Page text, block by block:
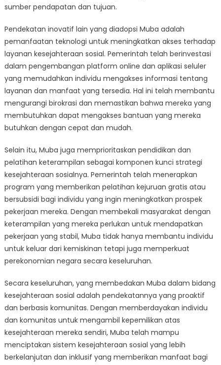
sumber pendapatan dan tujuan.
Pendekatan inovatif lain yang diadopsi Muba adalah
pemanfaatan teknologi untuk meningkatkan akses terhadap
layanan kesejahteraan sosial. Pemerintah telah berinvestasi
dalam pengembangan platform online dan aplikasi seluler
yang memudahkan individu mengakses informasi tentang
layanan dan manfaat yang tersedia. Hal ini telah membantu
mengurangi birokrasi dan memastikan bahwa mereka yang
membutuhkan dapat mengakses bantuan yang mereka
butuhkan dengan cepat dan mudah.
Selain itu, Muba juga memprioritaskan pendidikan dan
pelatihan keterampilan sebagai komponen kunci strategi
kesejahteraan sosialnya. Pemerintah telah menerapkan
program yang memberikan pelatihan kejuruan gratis atau
bersubsidi bagi individu yang ingin meningkatkan prospek
pekerjaan mereka. Dengan membekali masyarakat dengan
keterampilan yang mereka perlukan untuk mendapatkan
pekerjaan yang stabil, Muba tidak hanya membantu individu
untuk keluar dari kemiskinan tetapi juga memperkuat
perekonomian negara secara keseluruhan.
Secara keseluruhan, yang membedakan Muba dalam bidang
kesejahteraan sosial adalah pendekatannya yang proaktif
dan berbasis komunitas. Dengan memberdayakan individu
dan komunitas untuk mengambil kepemilikan atas
kesejahteraan mereka sendiri, Muba telah mampu
menciptakan sistem kesejahteraan sosial yang lebih
berkelanjutan dan inklusif yang memberikan manfaat bagi